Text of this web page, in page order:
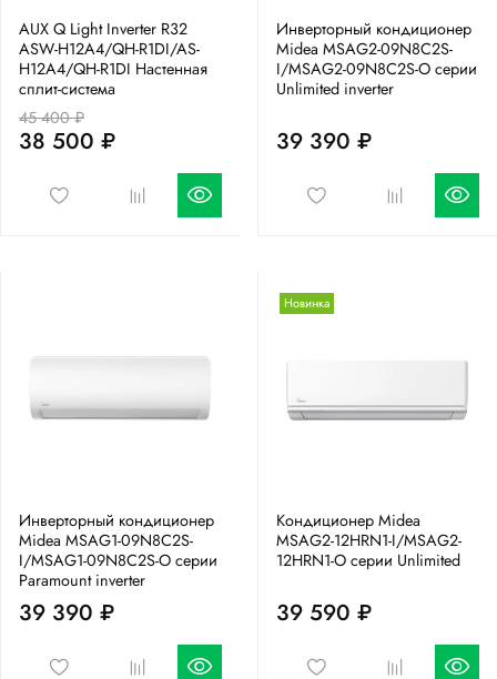
AUX Q Light Inverter R32
ASW-H12A4/QH-R1DI/AS-
H12A4/QH-R1DI Настенная
сплит-система
45 400 ₽
38 500 ₽
Инверторный кондиционер
Midea MSAG2-09N8C2S-
I/MSAG2-09N8C2S-O серии
Unlimited inverter
39 390 ₽
Инверторный кондиционер
Midea MSAG1-09N8C2S-
I/MSAG1-09N8C2S-O серии
Paramount inverter
39 390 ₽
Новинка
Кондиционер Midea
MSAG2-12HRN1-I/MSAG2-
12HRN1-O серии Unlimited
39 590 ₽